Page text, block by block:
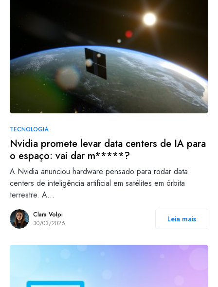
TECNOLOGIA
Nvidia promete levar data centers de IA para
o espaço: vai dar m*****?
A Nvidia anunciou hardware pensado para rodar data
centers de inteligência artificial em satélites em órbita
terrestre. A…
Clara Volpi
30/03/2026
Leia mais